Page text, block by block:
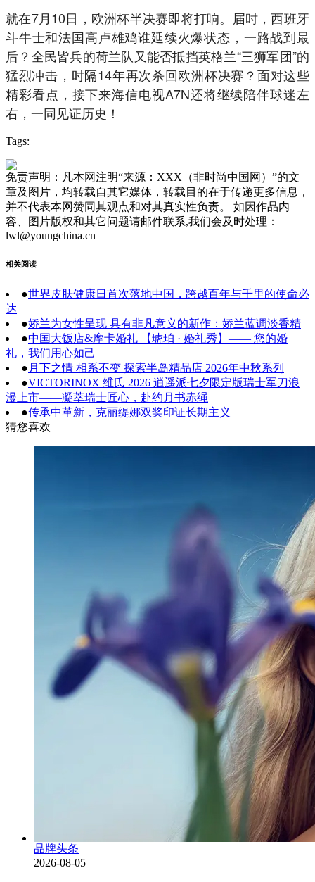
就在7月10日，欧洲杯半决赛即将打响。届时，西班牙
斗牛士和法国高卢雄鸡谁延续火爆状态，一路战到最
后？全民皆兵的荷兰队又能否抵挡英格兰“三狮军团”的
猛烈冲击，时隔14年再次杀回欧洲杯决赛？面对这些
精彩看点，接下来海信电视A7N还将继续陪伴球迷左
右，一同见证历史！
Tags:
免责声明：凡本网注明“来源：XXX（非时尚中国网）”的文
章及图片，均转载自其它媒体，转载目的在于传递更多信息，
并不代表本网赞同其观点和对其真实性负责。 如因作品内
容、图片版权和其它问题请邮件联系,我们会及时处理：
lwl@youngchina.cn
相关阅读
●世界皮肤健康日首次落地中国，跨越百年与千里的使命必
达
●娇兰为女性呈现 具有非凡意义的新作：娇兰蓝调淡香精
●中国大饭店&摩卡婚礼 【琥珀 · 婚礼秀】—— 您的婚
礼，我们用心如己
● 月下之情 相系不变 探索半岛精品店 2026年中秋系列
●VICTORINOX 维氏 2026 逍遥派七夕限定版瑞士军刀浪
漫上市——凝萃瑞士匠心，赴约月书赤绳
●传承中革新，克丽缇娜双奖印证长期主义
猜您喜欢
品牌头条
2026-08-05